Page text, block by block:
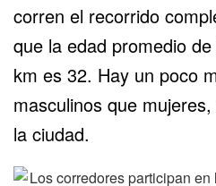
corren el recorrido
que la edad promedio
km es 32. Hay un poco
masculinos que
la ciudad.